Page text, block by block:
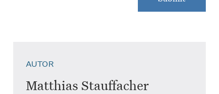
AUTOR
Matthias Stauffacher